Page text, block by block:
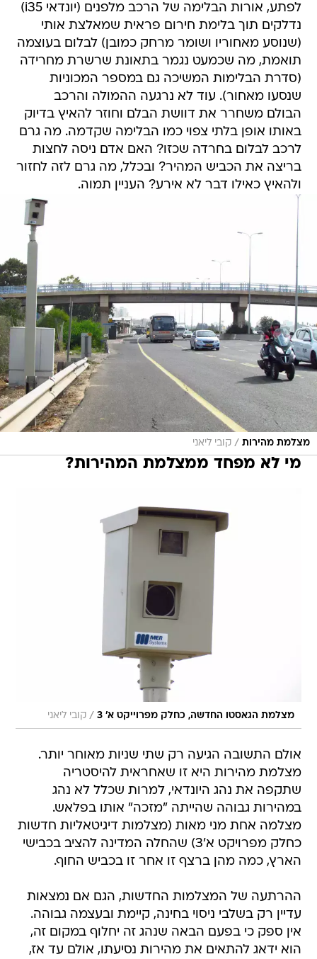
לפתע, אורות הבלימה של הרכב מלפנים (יונדאי i35)
נדלקים תוך בלימת חירום פראית שמאלצת אותי
(שנוסע מאחוריו ושומר מרחק כמובן) לבלום בעוצמה
תואמת, מה שכמעט נגמר בתאונת שרשרת מחרידה
(סדרת הבלימות המשיכה גם במספר המכוניות
שנסעו מאחור). עוד לא נרגעה ההמולה והרכב
הבולם משחרר את דוושת הבלם וחוזר להאיץ בדיוק
באותו אופן בלתי צפוי כמו הבלימה שקדמה. מה גרם
לרכב לבלום בחרדה שכזו? האם אדם ניסה לחצות
בריצה את הכביש המהיר? ובכלל, מה גרם לזה לחזור
ולהאיץ כאילו דבר לא אירע? העניין תמוה.
מצלמת מהירות / קובי ליאני
מי לא מפחד ממצלמת המהירות?
מצלמת הגאסטו החדשה, כחלק מפרוייקט א' 3 / קובי ליאני
אולם התשובה הגיעה רק שתי שניות מאוחר יותר.
מצלמת מהירות היא זו שאחראית להיסטריה
שתקפה את נהג היונדאי, למרות שכלל לא נהג
במהירות גבוהה שהייתה "מזכה" אותו בפלאש.
מצלמה אחת מני מאות (מצלמות דיגיטאליות חדשות
כחלק מפרויקט א'3) שהחלה המדינה להציב בכבישי
הארץ, כמה מהן ברצף זו אחר זו בכביש החוף.
ההרתעה של המצלמות החדשות, הגם אם נמצאות
עדיין רק בשלבי ניסוי בחינה, קיימת ובעצמה גבוהה.
אין ספק כי בפעם הבאה שנהג זה יחלוף במקום זה,
הוא ידאג להתאים את מהירות נסיעתו, אולם עד אז,